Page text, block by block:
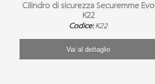
Cilindro di sicurezza Securemme Evo
K22
Codice: K22
Vai al dettaglio